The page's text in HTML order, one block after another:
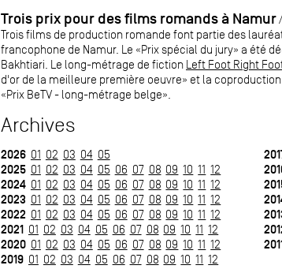
Trois prix pour des films romands à Namur
Trois films de production romande font partie des
francophone de Namur. Le «Prix spécial du jury» a été
Bakhtiari. Le long-métrage de fiction Left Foot Right
d'or de la meilleure première oeuvre» et la coproduction
«Prix BeTV - long-métrage belge».
Archives
2026 01 02 03 04 05
2025 01 02 03 04 05 06 07 08 09 10 11 12
2024 01 02 03 04 05 06 07 08 09 10 11 12
2023 01 02 03 04 05 06 07 08 09 10 11 12
2022 01 02 03 04 05 06 07 08 09 10 11 12
2021 01 02 03 04 05 06 07 08 09 10 11 12
2020 01 02 03 04 05 06 07 08 09 10 11 12
2019 01 02 03 04 05 06 07 08 09 10 11 12